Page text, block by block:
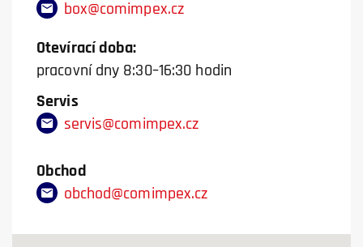
box@comimpex.cz
Otevírací doba:
pracovní dny 8:30–16:30 hodin
Servis
servis@comimpex.cz
Obchod
obchod@comimpex.cz